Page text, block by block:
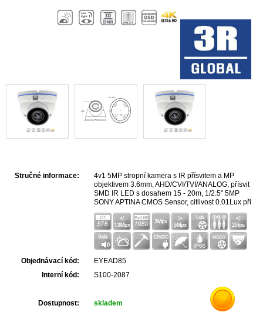
Stručné informace:
4v1 5MP stropní kamera s IR přísvitem a MP
objektivem 3.6mm, AHD/CVI/TVI/ANALOG, přísvit
SMD IR LED s dosahem 15 - 20m, 1/2.5" 5MP
SONY APTINA CMOS Sensor, citlivost 0.01Lux při
F1.2, Sens-UP 1-8x, Double-Scan WDR,
AGC/BLC/HLC, 2D/3D DNR, odstup S/N max. 58dB,
UTC, Motion, Privacy Mask, Mirror, ACE, Digital
Zoom, 12VDC 8W, rozměry 98 x Ø119mm, krytí
IP66, provozní teplota -20℃-(+60)℃, 10%-90%RH,
Objednávací kód:
EYEAD85
Interní kód:
S100-2087
Dostupnost: skladem